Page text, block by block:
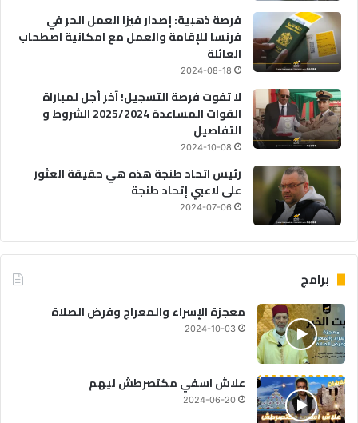
فرصة ذهبية: إصدار فيزا العمل الحر في
فرنسا للإقامة والعمل مع امكانية اصطحاب
العائلة
2024-08-18
لا تفوت فرصة التسجيل! آخر أجل لمباراة
القوات المساعدة 2025/2024 الشروط و
التفاصيل
2024-10-08
رئيس اتحاد طنجة هذه هي حقيقة العثور
على لاعبي إتحاد طنجة
2024-07-06
برامج
معجزة الإسراء والمعراج وفرض الصلاة
2024-10-03
علاش اسفي مكتصرطش ليهم
2024-06-20